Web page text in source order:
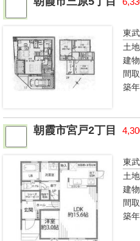
東
土
建
間
築
朝霞市宮戸2丁目
東
土
建
間
築